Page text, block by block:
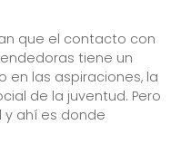
que el contacto con
tiene un
las aspiraciones, la
de la juventud. Pero
y ahí es donde